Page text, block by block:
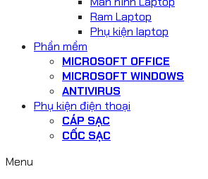
Ram Laptop
Phụ kiện laptop
Phần mềm
MICROSOFT OFFICE
MICROSOFT WINDOWS
ANTIVIRUS
Phụ kiện điện thoại
CÁP SẠC
CỐC SẠC
Menu